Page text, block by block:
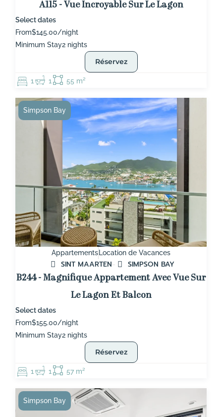
A115 - Vue Incroyable Sur Le Lagon
Select dates
From$145.00/night
Minimum Stay2 nights
Réservez
1 1 55 m²
Appartements Location de Vacances
SINT MAARTEN
SIMPSON BAY
B244 - Magnifique Appartement Avec Vue Sur
Le Lagon Et Balcon
Select dates
From$155.00/night
Minimum Stay2 nights
Réservez
1 1 57 m²
Simpson Bay
Simpson Bay